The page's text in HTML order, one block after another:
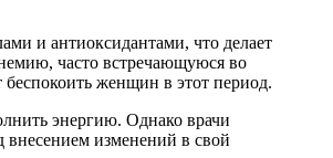
и антиоксидантами, что делает
часто встречающуюся во
беспокоить женщин в этот период.
энергию. Однако врачи
внесением изменений в свой